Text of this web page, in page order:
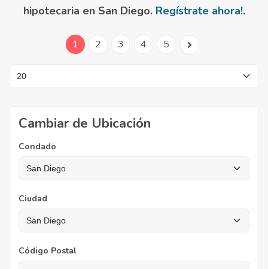
hipotecaria en San Diego. Regístrate ahora!.
1 2 3 4 5
Cambiar de Ubicación
Condado
Ciudad
Código Postal